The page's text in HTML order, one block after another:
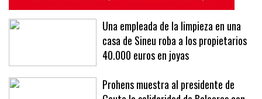
Una empleada de la limpieza en una
casa de Sineu roba a los propietarios
40.000 euros en joyas